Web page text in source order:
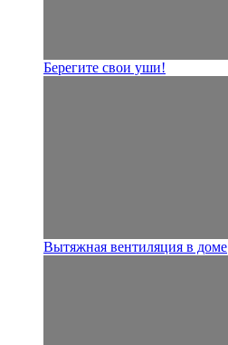
Берегите свои уши!
Вытяжная вентиляция в доме